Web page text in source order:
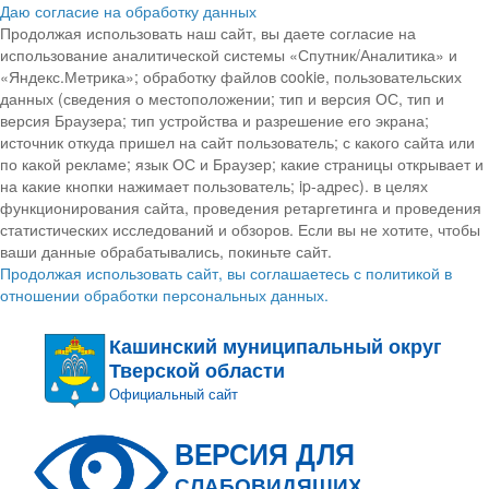
Даю согласие на обработку данных
Продолжая использовать наш сайт, вы даете согласие на
использование аналитической системы «Спутник/Аналитика» и
«Яндекс.Метрика»; обработку файлов cookie, пользовательских
данных (сведения о местоположении; тип и версия ОС, тип и
версия Браузера; тип устройства и разрешение его экрана;
источник откуда пришел на сайт пользователь; с какого сайта или
по какой рекламе; язык ОС и Браузер; какие страницы открывает и
на какие кнопки нажимает пользователь; ip-адрес). в целях
функционирования сайта, проведения ретаргетинга и проведения
статистических исследований и обзоров. Если вы не хотите, чтобы
ваши данные обрабатывались, покиньте сайт.
Продолжая использовать сайт, вы соглашаетесь с политикой в
отношении обработки персональных данных.